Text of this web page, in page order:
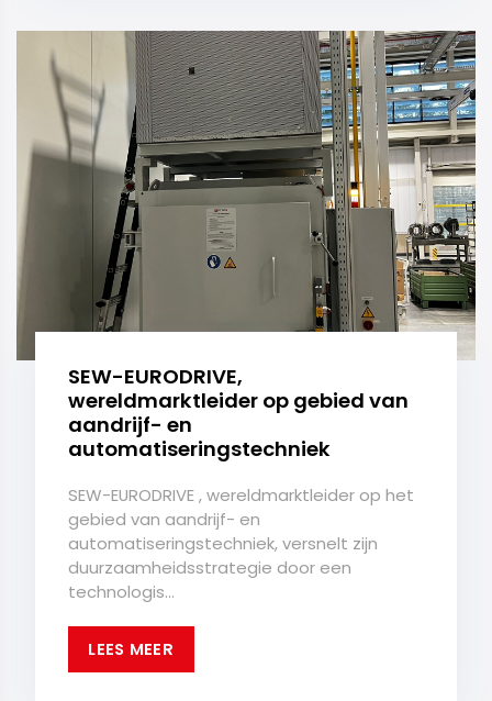
SEW-EURODRIVE,
wereldmarktleider op gebied van
aandrijf- en
automatiseringstechniek
SEW-EURODRIVE , wereldmarktleider op het
gebied van aandrijf- en
automatiseringstechniek, versnelt zijn
duurzaamheidsstrategie door een
technologis...
LEES MEER